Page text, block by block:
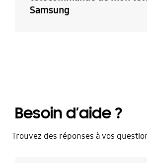
Samsung
Besoin d’aide ?
Trouvez des réponses à vos